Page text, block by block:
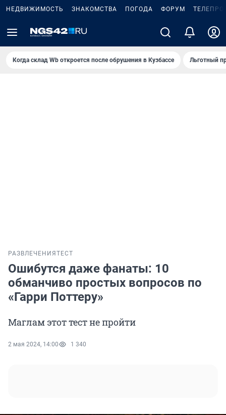
НЕДВИЖИМОСТЬ ЗНАКОМСТВА ПОГОДА ФОРУМ
Когда склад Wb откроется после обрушения в Кузбассе Льготный
РАЗВЛЕЧЕНИЯ ТЕСТ
Ошибутся даже фанаты: 10
обманчиво простых вопросов по
«Гарри Поттеру»
Маглам этот тест не пройти
2 мая 2024, 14:00 1 340